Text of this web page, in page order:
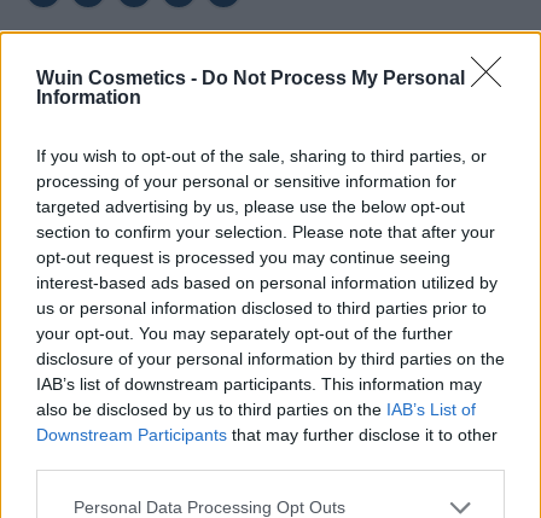
Wuin Cosmetics - Do Not Process My Personal
Information
If you wish to opt-out of the sale, sharing to third parties, or
processing of your personal or sensitive information for
targeted advertising by us, please use the below opt-out
section to confirm your selection. Please note that after your
opt-out request is processed you may continue seeing
interest-based ads based on personal information utilized by
us or personal information disclosed to third parties prior to
your opt-out. You may separately opt-out of the further
disclosure of your personal information by third parties on the
IAB’s list of downstream participants. This information may
also be disclosed by us to third parties on the IAB’s List of
Downstream Participants that may further disclose it to other
Please note that this website/app uses one or more Google
Personal Data Processing Opt Outs
DESCRIPCIÓN
Reparte el calor de forma homogenea
Diseño especial, ligero, plegable y no ocupa
espacio.
Universal, se adapta a la mayoría de los
secadores.
Ref. 04346: Altura máx. 12,9 cm mín. 6,8 cm Ref.
04346: Ø 6,3 cm – Ø 13,9 cm
VALORACIONES (0)